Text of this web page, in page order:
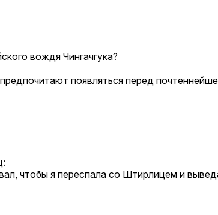
вождя Чингачгука?
появляться перед
чтобы я переспала со Штирлицем и